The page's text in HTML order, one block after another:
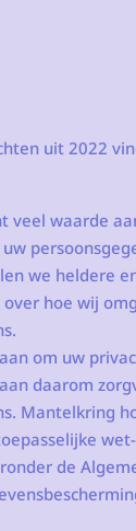
uit 2022
veel waarde
we heldere
hoe wij
om uw
daarom
Mantelkring
de